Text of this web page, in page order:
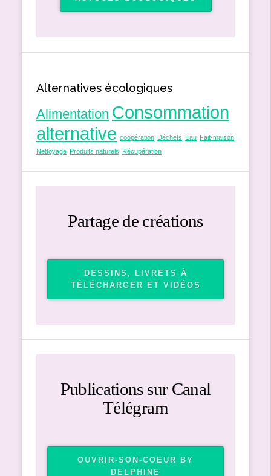
Alternatives écologiques
Alimentation Consommation
alternative coopération Déchets Eau Fait-maison
Nettoyage Produits naturels Récupération
Partage de créations
DESSINS, LIVRETS À
TÉLÉCHARGER ET VIDÉOS
Publications sur Canal
Télégram
OUVRIR-SON-COEUR BY
DELPHINE